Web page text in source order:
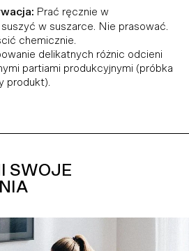
Prać ręcznie w
w suszarce. Nie prasować.
chemicznie.
delikatnych różnic odcieni
partiami produkcyjnymi (próbka
produkt).
SWOJE